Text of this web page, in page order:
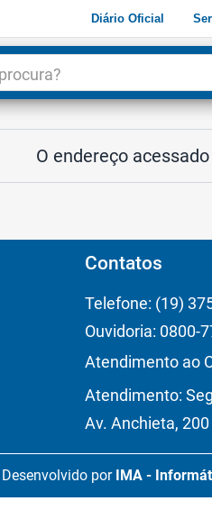
Diário Oficial
O endereço
Contatos
Telefone: (19)
Ouvidoria: 0800-
Atendimento ao
Atendimento:
Av. Anchieta,
Desenvolvido por IMA -